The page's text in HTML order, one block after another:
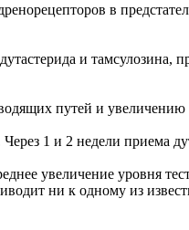
в
и тамсулозина,
путей и увеличению
1 и 2 недели приема
увеличение уровня
ни к одному из